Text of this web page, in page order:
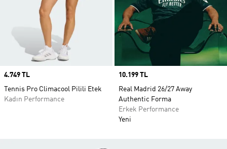
Price
4.749 TL
Tennis Pro Climacool Pilili Etek
Kadın Performance
Price
10.199 TL
Real Madrid 26/27 Away
Authentic Forma
Erkek Performance
Yeni